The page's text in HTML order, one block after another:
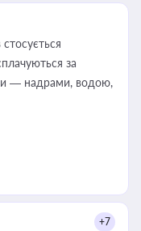
за
— надрами, водою,
+7